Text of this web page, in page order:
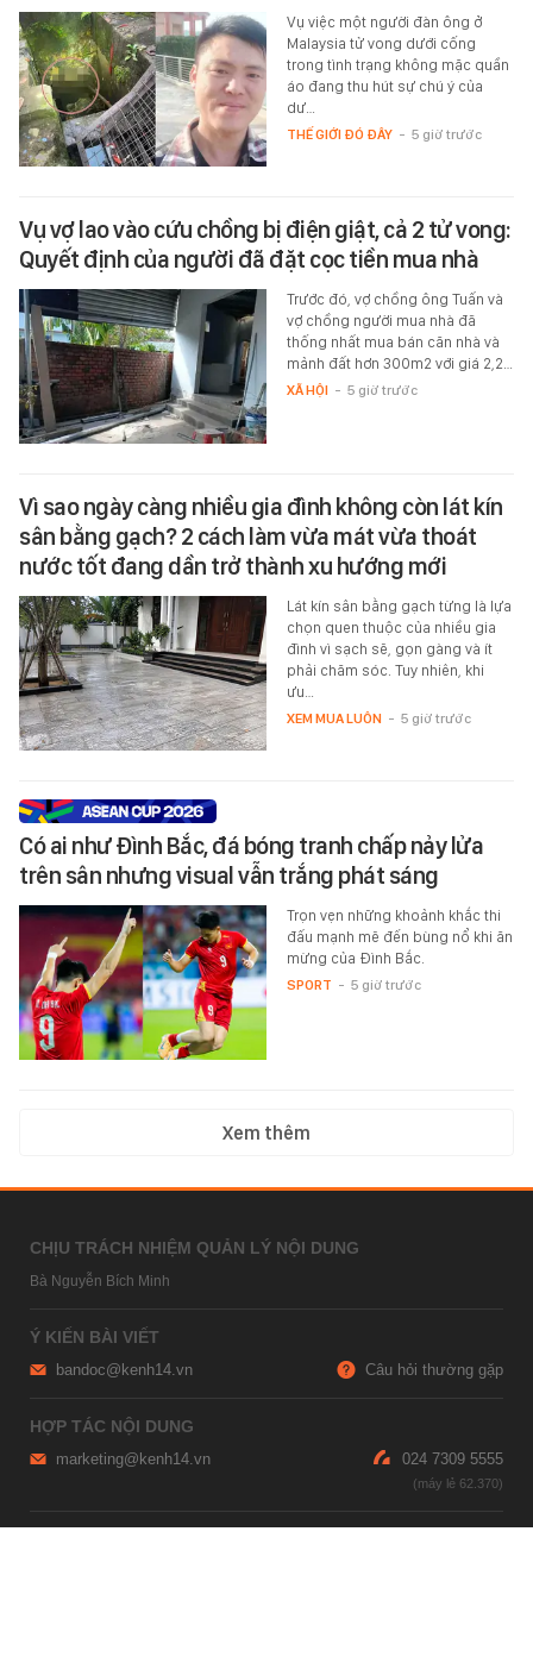
Vụ việc một người đàn ông ở
Malaysia tử vong dưới cống
trong tình trạng không mặc quần
áo đang thu hút sự chú ý của
dư…
THẾ GIỚI ĐÓ ĐÂY - 5 giờ trước
Vụ vợ lao vào cứu chồng bị điện giật, cả 2 tử vong:
Quyết định của người đã đặt cọc tiền mua nhà
Trước đó, vợ chồng ông Tuấn và
vợ chồng người mua nhà đã
thống nhất mua bán căn nhà và
mảnh đất hơn 300m2 với giá 2,2…
XÃ HỘI - 5 giờ trước
Vì sao ngày càng nhiều gia đình không còn lát kín
sân bằng gạch? 2 cách làm vừa mát vừa thoát
nước tốt đang dần trở thành xu hướng mới
Lát kín sân bằng gạch từng là lựa
chọn quen thuộc của nhiều gia
đình vì sạch sẽ, gọn gàng và ít
phải chăm sóc. Tuy nhiên, khi
ưu…
XEM MUA LUÔN - 5 giờ trước
Có ai như Đình Bắc, đá bóng tranh chấp nảy lửa
trên sân nhưng visual vẫn trắng phát sáng
Trọn vẹn những khoảnh khắc thi
đấu mạnh mẽ đến bùng nổ khi ăn
mừng của Đình Bắc.
SPORT - 5 giờ trước
Xem thêm
CHỊU TRÁCH NHIỆM QUẢN LÝ NỘI DUNG
Bà Nguyễn Bích Minh
Ý KIẾN BÀI VIẾT
bandoc@kenh14.vn Câu hỏi thường gặp
HỢP TÁC NỘI DUNG
marketing@kenh14.vn 024 7309 5555